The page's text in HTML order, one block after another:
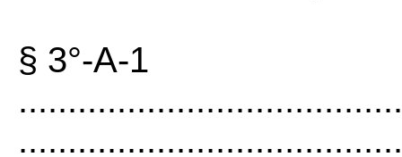
§ 3°-A-1